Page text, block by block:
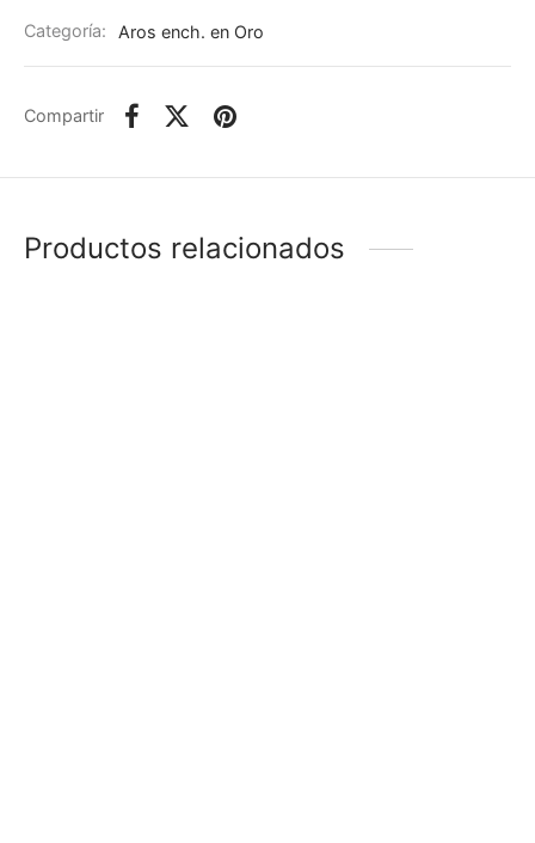
Categoría: Aros ench. en Oro
Compartir
Productos relacionados